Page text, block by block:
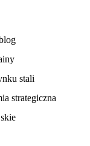
stali
strategiczna